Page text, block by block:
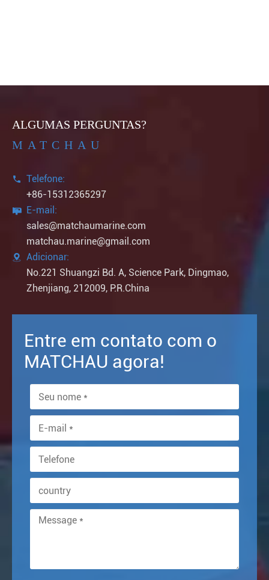
ALGUMAS PERGUNTAS?
MATCHAU

Telefone:
+86-15312365297

E-mail:
sales@matchaumarine.com
matchau.marine@gmail.com

Adicionar:
No.221 Shuangzi Bd. A, Science Park, Dingmao,
Zhenjiang, 212009, P.R.China
Entre em contato com o
MATCHAU agora!